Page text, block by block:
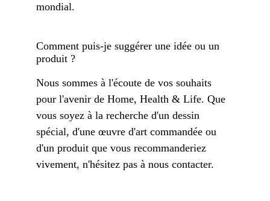
mondial.
Comment puis-je suggérer une idée ou un
produit ?
Nous sommes à l'écoute de vos souhaits
pour l'avenir de Home, Health & Life. Que
vous soyez à la recherche d'un dessin
spécial, d'une œuvre d'art commandée ou
d'un produit que vous recommanderiez
vivement, n'hésitez pas à nous contacter.